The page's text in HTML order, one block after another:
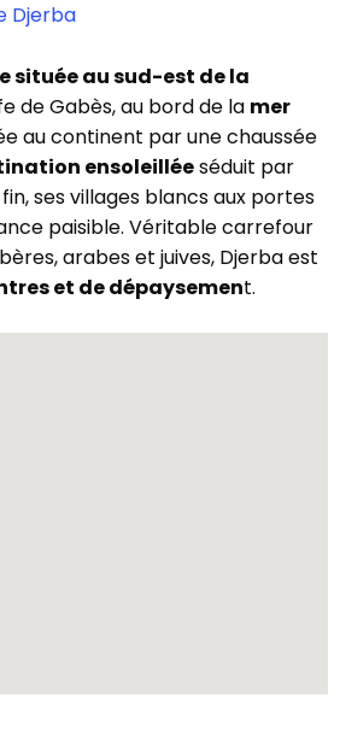
Djerba
située au sud-est de la
de Gabès, au bord de la mer
au continent par une chaussée
ensoleilléeséduit par
ses villages blancs aux portes
paisible. Véritable carrefour
arabes et juives, Djerba est
et de dépaysement.